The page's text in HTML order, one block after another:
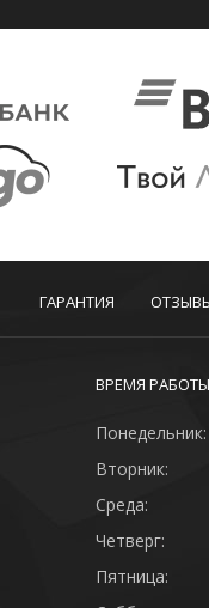
ГАРАНТИЯ
ВРЕМЯ РАБОТЫ
Понедельник:
Вторник:
Среда:
Четверг:
Пятница: